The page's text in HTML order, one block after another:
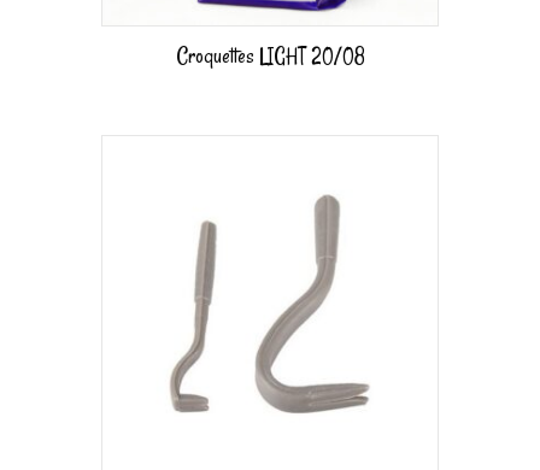
Croquettes LIGHT 20/08